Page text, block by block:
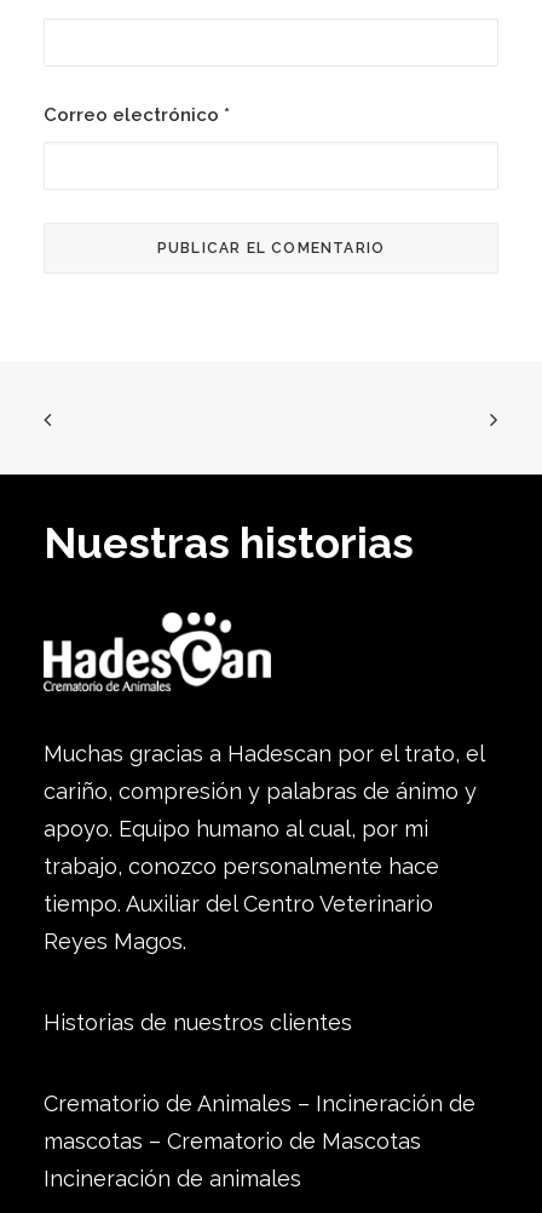
Correo electrónico *
Nuestras historias
Muchas gracias a Hadescan por el trato, el
cariño, compresión y palabras de ánimo y
apoyo. Equipo humano al cual, por mi
trabajo, conozco personalmente hace
tiempo. Auxiliar del Centro Veterinario
Reyes Magos.
Historias de nuestros clientes
Crematorio de Animales – Incineración de
mascotas – Crematorio de Mascotas
Incineración de animales